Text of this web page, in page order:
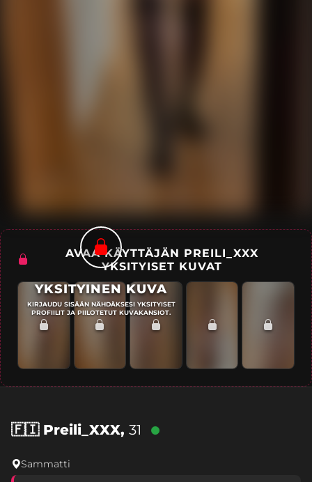
YKSITYINEN KUVA
KIRJAUDU SISÄÄN NÄHDÄKSESI YKSITYISET
PROFIILIT JA PIILOTETUT KUVAKANSIOT.
AVAA KÄYTTÄJÄN PREILI_XXX
YKSITYISET KUVAT
🇫🇮Preili_XXX, 31
Sammatti